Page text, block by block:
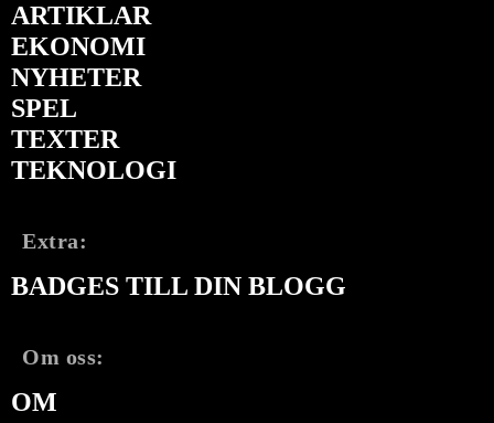
ARTIKLAR
EKONOMI
NYHETER
SPEL
TEXTER
TEKNOLOGI
Extra:
BADGES TILL DIN BLOGG
Om oss:
OM